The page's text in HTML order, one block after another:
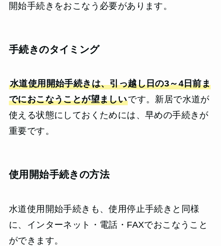
開始手続きをおこなう必要があります。
手続きのタイミング
水道使用開始手続きは、引っ越し日の3～4日前ま
でにおこなうことが望ましいです。新居で水道が
使える状態にしておくためには、早めの手続きが
重要です。
使用開始手続きの方法
水道使用開始手続きも、使用停止手続きと同様
に、インターネット・電話・FAXでおこなうこと
ができます。